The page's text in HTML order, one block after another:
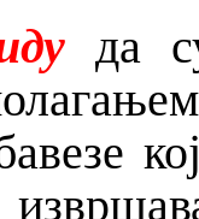
да